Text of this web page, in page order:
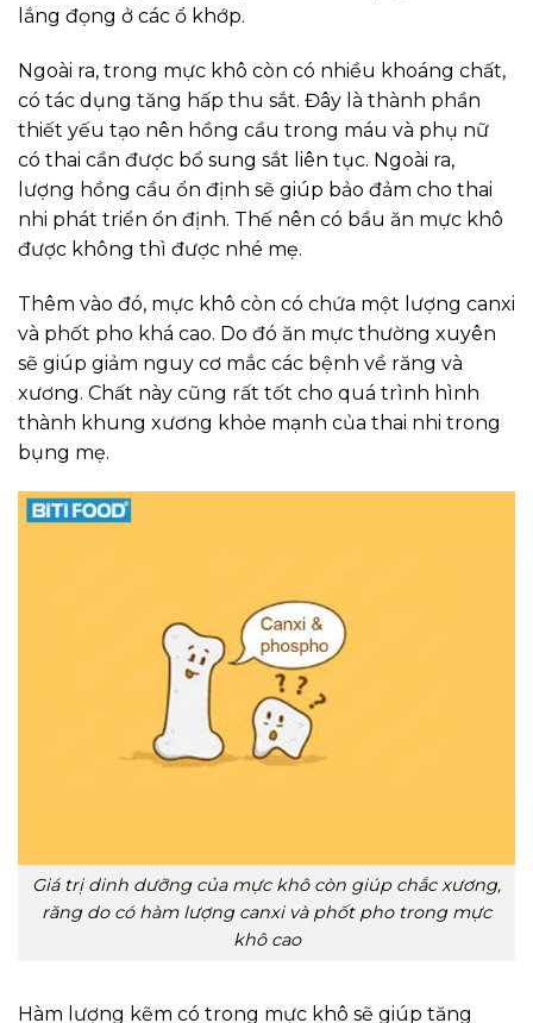
lắng đọng ở các ổ khớp.
Ngoài ra, trong mực khô còn có nhiều khoáng chất,
có tác dụng tăng hấp thu sắt. Đây là thành phần
thiết yếu tạo nên hồng cầu trong máu và phụ nữ
có thai cần được bổ sung sắt liên tục. Ngoài ra,
lượng hồng cầu ổn định sẽ giúp bảo đảm cho thai
nhi phát triển ổn định. Thế nên có bầu ăn mực khô
được không thì được nhé mẹ.
Thêm vào đó, mực khô còn có chứa một lượng canxi
và phốt pho khá cao. Do đó ăn mực thường xuyên
sẽ giúp giảm nguy cơ mắc các bệnh về răng và
xương. Chất này cũng rất tốt cho quá trình hình
thành khung xương khỏe mạnh của thai nhi trong
bụng mẹ.
Giá trị dinh dưỡng của mực khô còn giúp chắc xương,
răng do có hàm lượng canxi và phốt pho trong mực
khô cao
Hàm lượng kẽm có trong mực khô sẽ giúp tăng